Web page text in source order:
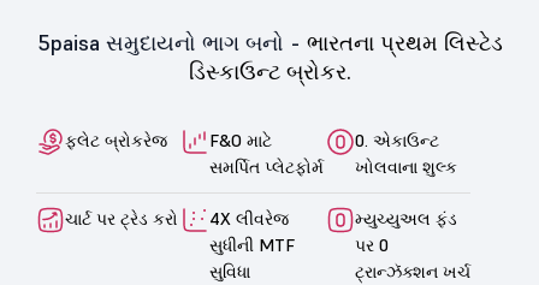
5paisa સમુદાયનો ભાગ બનો - ભારતના પ્રથમ લિસ્ટેડ
ડિસ્કાઉન્ટ બ્રોકર.
ફ્લેટ બ્રોકરેજ
F&O માટે
સમર્પિત પ્લેટફોર્મ
0. એકાઉન્ટ
ખોલવાના શુલ્ક
ચાર્ટ પર ટ્રેડ કરો
4X લીવરેજ
સુધીની MTF
સુવિધા
મ્યુચ્યુઅલ ફંડ
પર 0
ટ્રાન્ઝૅક્શન ખર્ચ